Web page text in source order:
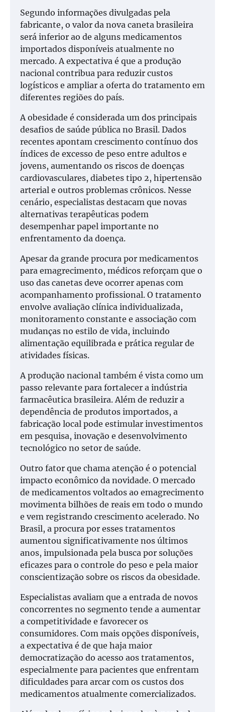
Segundo informações divulgadas pela
fabricante, o valor da nova caneta brasileira
será inferior ao de alguns medicamentos
importados disponíveis atualmente no
mercado. A expectativa é que a produção
nacional contribua para reduzir custos
logísticos e ampliar a oferta do tratamento em
diferentes regiões do país.
A obesidade é considerada um dos principais
desafios de saúde pública no Brasil. Dados
recentes apontam crescimento contínuo dos
índices de excesso de peso entre adultos e
jovens, aumentando os riscos de doenças
cardiovasculares, diabetes tipo 2, hipertensão
arterial e outros problemas crônicos. Nesse
cenário, especialistas destacam que novas
alternativas terapêuticas podem
desempenhar papel importante no
enfrentamento da doença.
Apesar da grande procura por medicamentos
para emagrecimento, médicos reforçam que o
uso das canetas deve ocorrer apenas com
acompanhamento profissional. O tratamento
envolve avaliação clínica individualizada,
monitoramento constante e associação com
mudanças no estilo de vida, incluindo
alimentação equilibrada e prática regular de
atividades físicas.
A produção nacional também é vista como um
passo relevante para fortalecer a indústria
farmacêutica brasileira. Além de reduzir a
dependência de produtos importados, a
fabricação local pode estimular investimentos
em pesquisa, inovação e desenvolvimento
tecnológico no setor de saúde.
Outro fator que chama atenção é o potencial
impacto econômico da novidade. O mercado
de medicamentos voltados ao emagrecimento
movimenta bilhões de reais em todo o mundo
e vem registrando crescimento acelerado. No
Brasil, a procura por esses tratamentos
aumentou significativamente nos últimos
anos, impulsionada pela busca por soluções
eficazes para o controle do peso e pela maior
conscientização sobre os riscos da obesidade.
Especialistas avaliam que a entrada de novos
concorrentes no segmento tende a aumentar
a competitividade e favorecer os
consumidores. Com mais opções disponíveis,
a expectativa é de que haja maior
democratização do acesso aos tratamentos,
especialmente para pacientes que enfrentam
dificuldades para arcar com os custos dos
medicamentos atualmente comercializados.